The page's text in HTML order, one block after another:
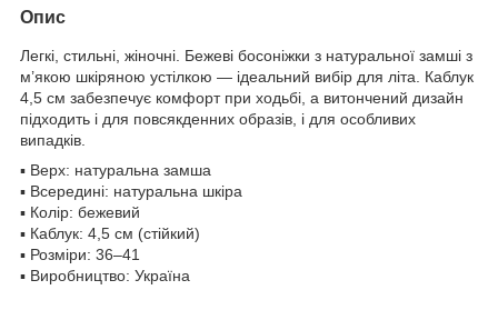
Опис
Легкі, стильні, жіночні. Бежеві босоніжки з натуральної замші з
м’якою шкіряною устілкою — ідеальний вибір для літа. Каблук
4,5 см забезпечує комфорт при ходьбі, а витончений дизайн
підходить і для повсякденних образів, і для особливих
випадків.
▪️ Верх: натуральна замша
▪️ Всередині: натуральна шкіра
▪️ Колір: бежевий
▪️ Каблук: 4,5 см (стійкий)
▪️ Розміри: 36–41
▪️ Виробництво: Україна